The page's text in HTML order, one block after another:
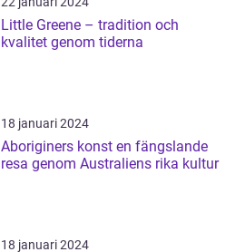
Little Greene – tradition och
kvalitet genom tiderna
18 januari 2024
Aboriginers konst en fängslande
resa genom Australiens rika kultur
18 januari 2024